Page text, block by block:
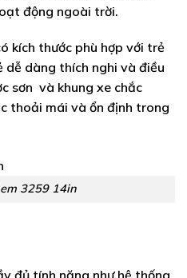
động ngoài trời.
kích thước phù hợp với trẻ
dàng thích nghi và điều
sơn và khung xe chắc
thoải mái và ổn định trong
3259 14in
đủ tính năng như hệ thống